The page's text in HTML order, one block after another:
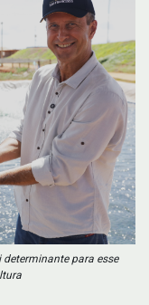
para esse